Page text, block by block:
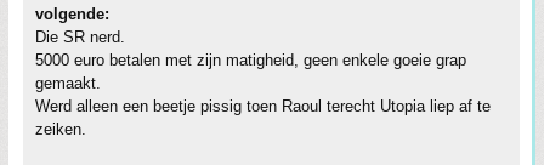
volgende:
Die SR nerd.
5000 euro betalen met zijn matigheid, geen enkele goeie grap
gemaakt.
Werd alleen een beetje pissig toen Raoul terecht Utopia liep af te
zeiken.